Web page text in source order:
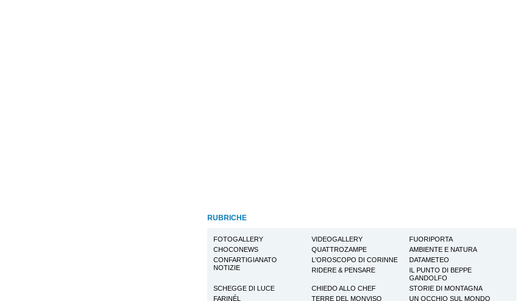
RUBRICHE
FOTOGALLERY VIDEOGALLERY
FUORIPORTA
CHOCONEWS
QUATTROZAMPE
AMBIENTE E NATURA
CONFARTIGIANATO
NOTIZIE
L'OROSCOPO DI CORINNE
DATAMETEO
RIDERE & PENSARE
IL PUNTO DI BEPPE
GANDOLFO
SCHEGGE DI LUCE
CHIEDO ALLO CHEF
STORIE DI MONTAGNA
FARINÉL
TERRE DEL MONVISO UN OCCHIO SUL MONDO